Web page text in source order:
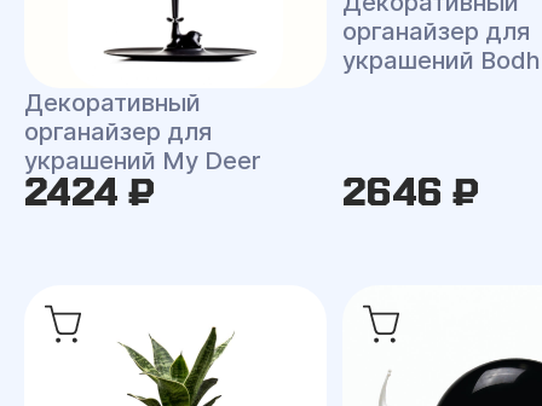
Декоративный
органайзер для
украшений My Deer
2424 ₽
органайзер для
украшений
2646 ₽